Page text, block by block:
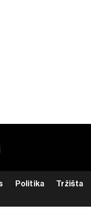
Politika Tržišta